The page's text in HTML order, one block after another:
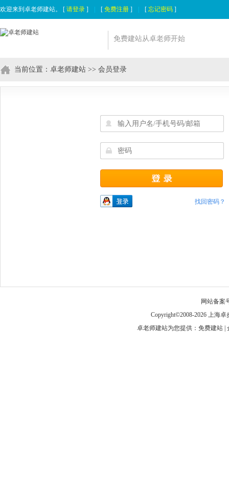
欢迎来到卓老师建站。 [ 请登录 ] [ 免费注册 ] [ 忘记密码 ]
免费建站从卓老师开始
当前位置： 卓老师建站 >> 会员登录
找回密码？
网站备案
Copyright©2008-2026 上海
卓老师建站为您提供：免费建站 |